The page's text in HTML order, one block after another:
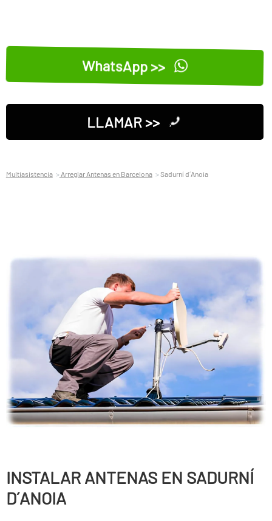
WhatsApp >>
LLAMAR >>
Multiasistencia Arreglar Antenas en Barcelona Sadurní d´Anoia
INSTALAR ANTENAS EN SADURNÍ
D´ANOIA